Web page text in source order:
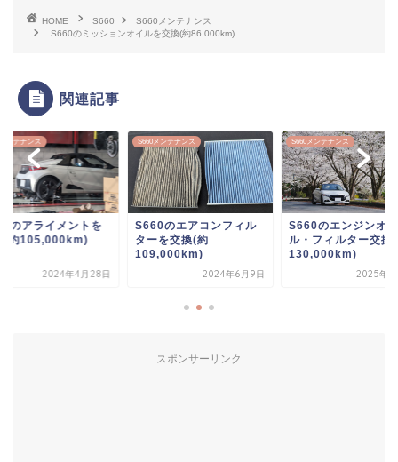
HOME S660
S660メンテナンス
S660のミッションオイルを交換(約86,000km)
関連記事
ンテナンス
のアライメントを
(約105,000km)
2024年4月28日
S660メンテナンス
S660のエアコンフィル
ターを交換(約
109,000km)
2024年6月9日
S660メンテナンス
S660のエンジンオイ
ル・フィルター交換
130,000km)
2025年6
スポンサーリンク